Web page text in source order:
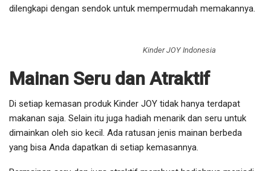
dilengkapi dengan sendok untuk mempermudah memakannya.
Kinder JOY Indonesia
Mainan Seru dan Atraktif
Di setiap kemasan produk Kinder JOY tidak hanya terdapat
makanan saja. Selain itu juga hadiah menarik dan seru untuk
dimainkan oleh sio kecil. Ada ratusan jenis mainan berbeda
yang bisa Anda dapatkan di setiap kemasannya.